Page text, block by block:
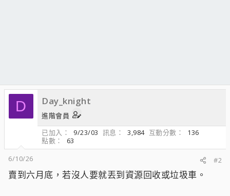
D Day_knight
進階會員
已加入
9/23/03 訊息 3,984 互動分數
136
點數
63
6/10/26
#2
賣到六月底，若沒人要就丟到資源回收或垃圾車。